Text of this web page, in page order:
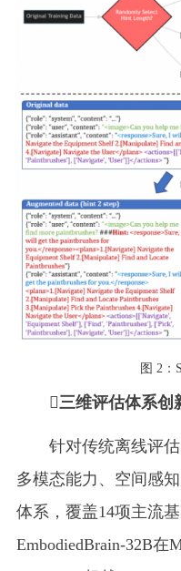
图 2：
三维评估体系创
针对传统离线评
多模态能力、空间感
体系，覆盖14项主流
EmbodiedBrain-32B